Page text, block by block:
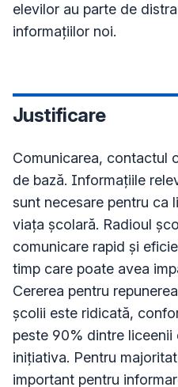
elevilor au parte de
informațiilor noi.
Justificare
Comunicarea, contactul
de bază. Informațiile
sunt necesare pentru ca
viața școlară. Radioul
comunicare rapid și
timp care poate avea
Cererea pentru
școlii este ridicată,
peste 90% dintre
inițiativa. Pentru
important pentru